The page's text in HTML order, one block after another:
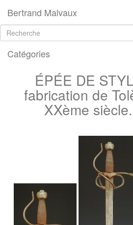
Bertrand Malvaux
Catégories
ÉPÉE DE
fabrication de
XXème